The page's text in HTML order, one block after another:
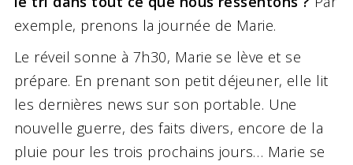
exemple, prenons la journée de Marie.
Le réveil sonne à 7h30, Marie se lève et se
prépare. En prenant son petit déjeuner, elle lit
les dernières news sur son portable. Une
nouvelle guerre, des faits divers, encore de la
pluie pour les trois prochains jours… Marie se